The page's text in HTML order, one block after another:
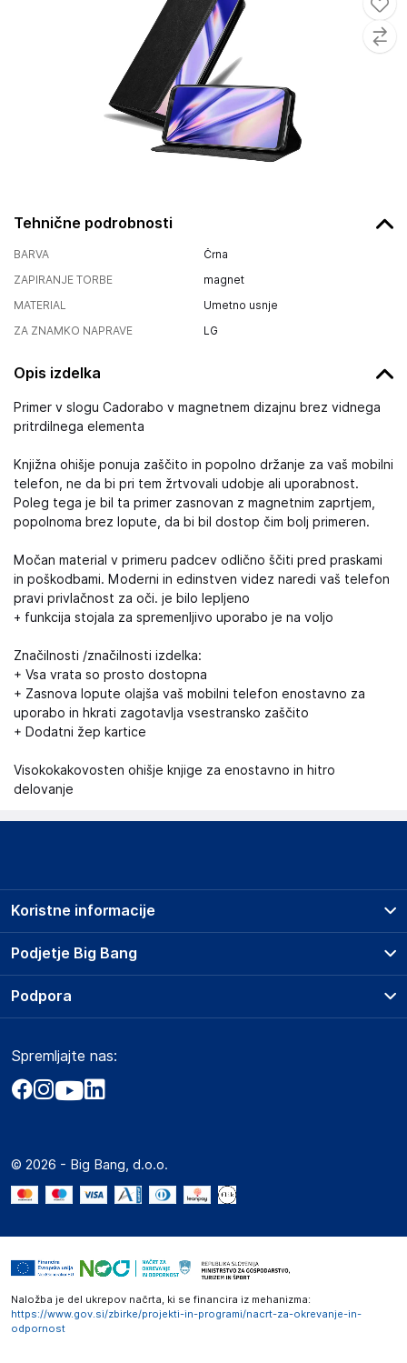
Tehnične podrobnosti
BARVA
Črna
ZAPIRANJE TORBE
magnet
MATERIAL
Umetno usnje
ZA ZNAMKO NAPRAVE
LG
Opis izdelka
Primer v slogu Cadorabo v magnetnem dizajnu brez vidnega
pritrdilnega elementa
Knjižna ohišje ponuja zaščito in popolno držanje za vaš mobilni
telefon, ne da bi pri tem žrtvovali udobje ali uporabnost.
Poleg tega je bil ta primer zasnovan z magnetnim zaprtjem,
popolnoma brez lopute, da bi bil dostop čim bolj primeren.
Močan material v primeru padcev odlično ščiti pred praskami
in poškodbami. Moderni in edinstven videz naredi vaš telefon
pravi privlačnost za oči. je bilo lepljeno
+ funkcija stojala za spremenljivo uporabo je na voljo
Značilnosti /značilnosti izdelka:
+ Vsa vrata so prosto dostopna
+ Zasnova lopute olajša vaš mobilni telefon enostavno za
uporabo in hkrati zagotavlja vsestransko zaščito
+ Dodatni žep kartice
Visokokakovosten ohišje knjige za enostavno in hitro
delovanje
Podjetje Big Bang
O podjetju
Obvestila za javnost
Akt o digitalnih storitvah
Marketplace za partnerje
Novosti
Koristne informacije
Prodajna mesta
Storitve
Dostava, vnos in odvoz
Zavarovanje izdelkov
Podpora
Marketplace
Kako oddati naročilo?
Spremljajte nas:
© 2026 - Big Bang, d.o.o.
Naložba je del ukrepov načrta, ki se financira iz mehanizma:
https://www.gov.si/zbirke/projekti-in-programi/nacrt-za-okrevanje-in-
odpornost